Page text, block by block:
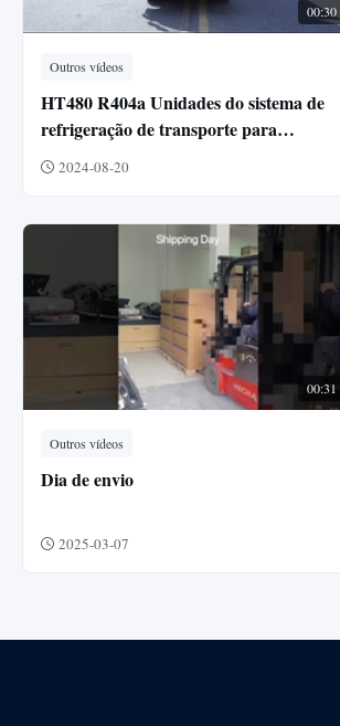
00:30
Outros vídeos
HT480 R404a Unidades do sistema de
refrigeração de transporte para
camiões de carga
2024-08-20
00:31
Outros vídeos
Dia de envio
2025-03-07